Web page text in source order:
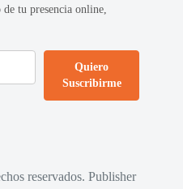
tu presencia online,
Quiero
Suscribirme
reservados. Publisher